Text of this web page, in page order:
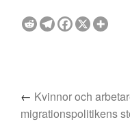
← Kvinnor och
migrationspolitikens